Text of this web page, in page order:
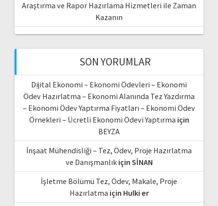
Araştırma ve Rapor Hazırlama Hizmetleri ile Zaman
Kazanın
SON YORUMLAR
Dijital Ekonomi – Ekonomi Ödevleri – Ekonomi
Ödev Hazırlatma – Ekonomi Alanında Tez Yazdırma
– Ekonomi Ödev Yaptırma Fiyatları – Ekonomi Ödev
Örnekleri – Ücretli Ekonomi Ödevi Yaptırma için
BEYZA
İnşaat Mühendisliği – Tez, Ödev, Proje Hazırlatma
ve Danışmanlıkiçin SİNAN
İşletme Bölümü Tez, Ödev, Makale, Proje
Hazırlatma için Hulki er